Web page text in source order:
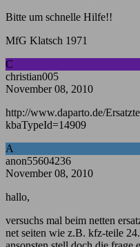
Bitte um schnelle Hilfe!!
MfG Klatsch 1971
C
christian005
November 08, 2010
http://www.daparto.de/
kbaTypeId=14909
A
anon55604236
November 08, 2010
hallo,
versuchs mal beim netten
net seiten wie z.B. kfz-teile